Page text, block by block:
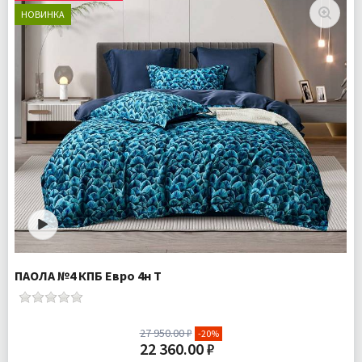
Доставка:
Бесплатно
НОВИНКА
ПАОЛА №4 КПБ Евро 4н Т
27 950.00 ₽ -20%
22 360.00 ₽